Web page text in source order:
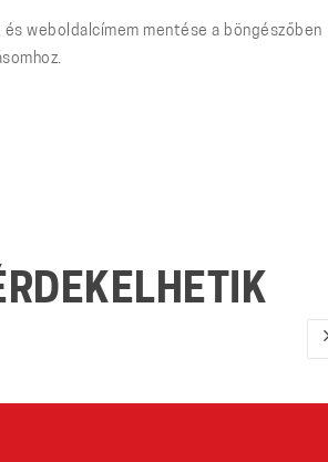
és weboldalcímem mentése a böngészőben